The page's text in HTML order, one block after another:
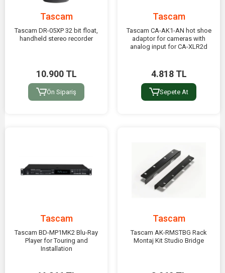
Tascam
Tascam DR-05XP 32 bit float,
handheld stereo recorder
10.900 TL
Ön Sipariş
Tascam
Tascam CA-AK1-AN hot shoe
adaptor for cameras with
analog input for CA-XLR2d
4.818 TL
Sepete At
Tascam
Tascam BD-MP1MK2 Blu-Ray
Player for Touring and
Installation
Tascam
Tascam AK-RMSTBG Rack
Montaj Kit Studio Bridge